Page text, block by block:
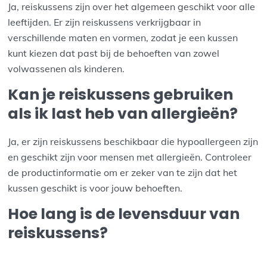
Ja, reiskussens zijn over het algemeen geschikt voor alle
leeftijden. Er zijn reiskussens verkrijgbaar in
verschillende maten en vormen, zodat je een kussen
kunt kiezen dat past bij de behoeften van zowel
volwassenen als kinderen.
Kan je reiskussens gebruiken
als ik last heb van allergieën?
Ja, er zijn reiskussens beschikbaar die hypoallergeen zijn
en geschikt zijn voor mensen met allergieën. Controleer
de productinformatie om er zeker van te zijn dat het
kussen geschikt is voor jouw behoeften.
Hoe lang is de levensduur van
reiskussens?